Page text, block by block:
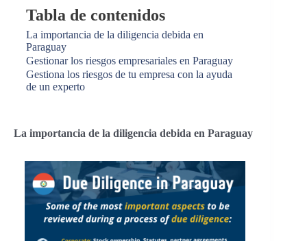
Tabla de contenidos
La importancia de la diligencia debida en
Paraguay
Gestionar los riesgos empresariales en Paraguay
Gestiona los riesgos de tu empresa con la ayuda
de un experto
La importancia de la diligencia debida en Paraguay